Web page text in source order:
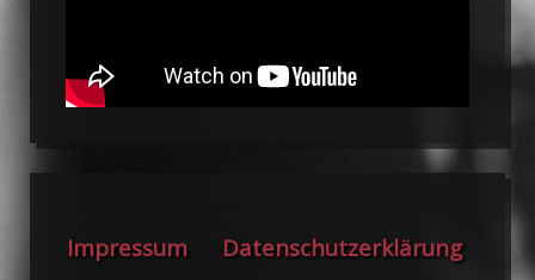
Impressum Datenschutzerklärung